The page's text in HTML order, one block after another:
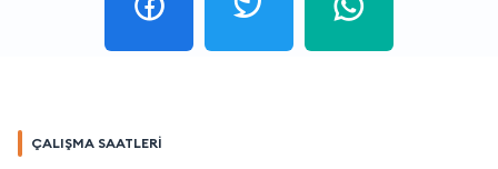
ÇALIŞMA SAATLERİ